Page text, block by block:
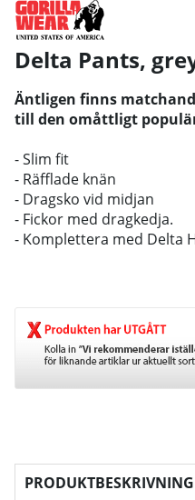
Delta Pants,
Äntligen finns
till den omåttligt
- Slim fit
- Räfflade knän
- Dragsko vid midjan
- Fickor med dragkedja.
- Komplettera med Delta
PRODUKTBESKRIVNING